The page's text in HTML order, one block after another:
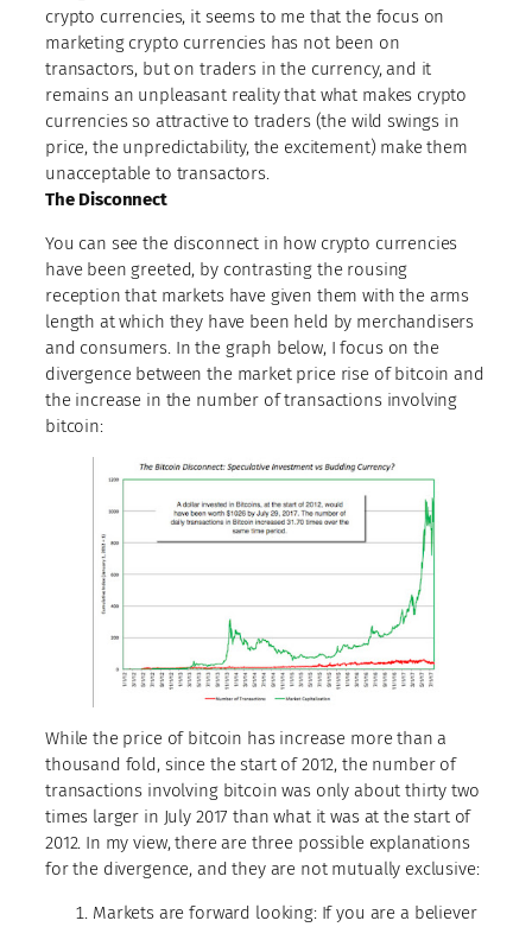
crypto currencies, it seems to me that the focus on
marketing crypto currencies has not been on
transactors, but on traders in the currency, and it
remains an unpleasant reality that what makes crypto
currencies so attractive to traders (the wild swings in
price, the unpredictability, the excitement) make them
unacceptable to transactors.
The Disconnect
You can see the disconnect in how crypto currencies
have been greeted, by contrasting the rousing
reception that markets have given them with the arms
length at which they have been held by merchandisers
and consumers. In the graph below, I focus on the
divergence between the market price rise of bitcoin and
the increase in the number of transactions involving
bitcoin:
While the price of bitcoin has increase more than a
thousand fold, since the start of 2012, the number of
transactions involving bitcoin was only about thirty two
times larger in July 2017 than what it was at the start of
2012. In my view, there are three possible explanations
for the divergence, and they are not mutually exclusive:
Markets are forward looking: If you are a believer